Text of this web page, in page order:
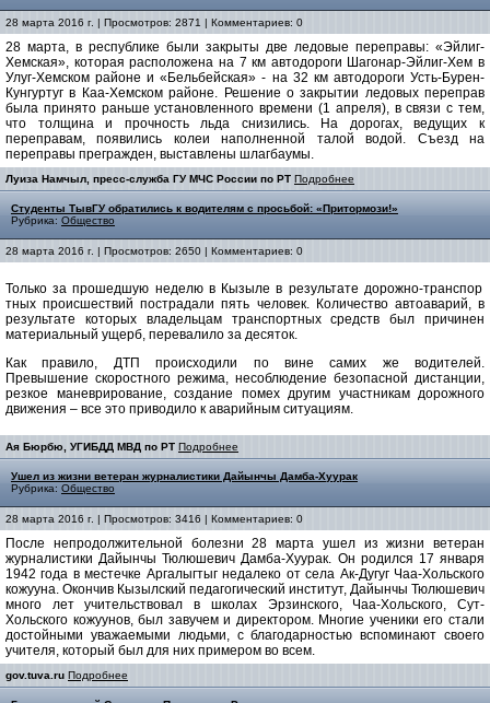
28 марта 2016 г. | Просмотров: 2871 | Комментариев: 0
28 марта, в республике были закрыты две ледовые переправы: «Эйлиг-
Хемская», которая расположена на 7 км автодороги Шагонар-Эйлиг-Хем в
Улуг-Хемском районе и «Бельбейская» - на 32 км автодороги Усть-Бурен-
Кунгуртуг в Каа-Хемском районе. Решение о закрытии ледовых переправ
была принято раньше установленного времени (1 апреля), в связи с тем,
что толщина и прочность льда снизились. На дорогах, ведущих к
переправам, появились колеи наполненной талой водой. Съезд на
переправы прегражден, выставлены шлагбаумы.
Луиза Намчыл, пресс-служба ГУ МЧС России по РТ Подробнее
Студенты ТывГУ обратились к водителям с просьбой: «Притормози!»
Рубрика: Общество
28 марта 2016 г. | Просмотров: 2650 | Комментариев: 0
Только за прошедшую неделю в Кызыле в результате дорожно-транспор
тных происшествий пострадали пять человек. Количество автоаварий, в
результате которых владельцам транспортных средств был причинен
материальный ущерб, перевалило за десяток.
Как правило, ДТП происходили по вине самих же водителей.
Превышение скоростного режима, несоблюдение безопасной дистанции,
резкое маневрирование, создание помех другим участникам дорожного
движения – все это приводило к аварийным ситуациям.
Ая Бюрбю, УГИБДД МВД по РТ Подробнее
Ушел из жизни ветеран журналистики Дайынчы Дамба-Хуурак
Рубрика: Общество
28 марта 2016 г. | Просмотров: 3416 | Комментариев: 0
После непродолжительной болезни 28 марта ушел из жизни ветеран
журналистики Дайынчы Тюлюшевич Дамба-Хуурак. Он родился 17 января
1942 года в местечке Аргалыгтыг недалеко от села Ак-Дугуг Чаа-Хольского
кожууна. Окончив Кызылский педагогический институт, Дайынчы Тюлюшевич
много лет учительствовал в школах Эрзинского, Чаа-Хольского, Сут-
Хольского кожуунов, был завучем и директором. Многие ученики его стали
достойными уважаемыми людьми, с благодарностью вспоминают своего
учителя, который был для них примером во всем.
gov.tuva.ru Подробнее